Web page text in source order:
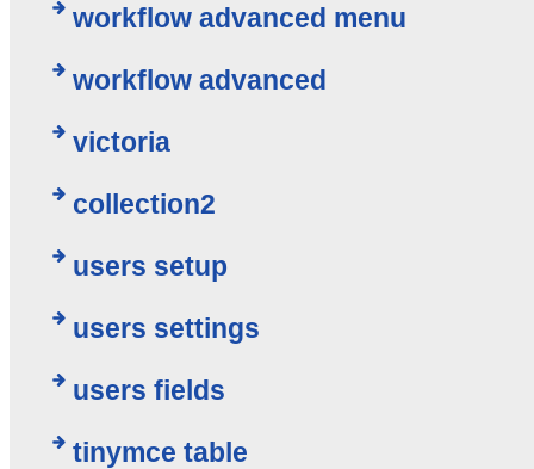
workflow advanced menu
workflow advanced
victoria
collection2
users setup
users settings
users fields
tinymce table